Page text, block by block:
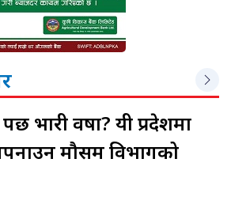
भारी वर्षा? यी प्रदेशमा
मौसम विभागको